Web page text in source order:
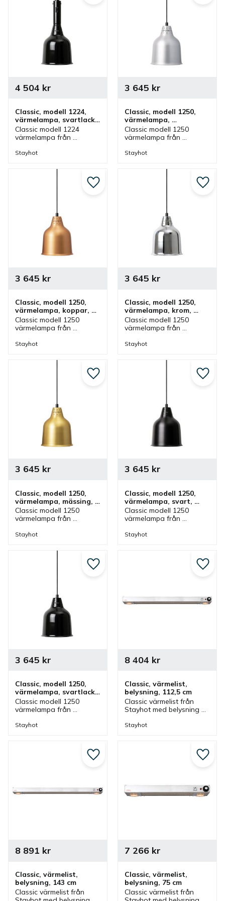
Classic, modell 1224,
värmelampa, svartlack,
hiss
Classic modell 1224
värmelampa från
hissfunktion.
justerbar höjd och som
även finns i olika färger.
4 504 kr
Stayhot
Classic, modell 1250,
värmelampa,
aluminium,
fastmontering
Classic modell 1250
värmelampa från
fastmontering.
kabel och höjd som finns
3 645 kr
Stayhot
Classic, modell 1250,
värmelampa, koppar,
fastmontering
Classic modell 1250
värmelampa från
fastmontering.
kabel och höjd som finns
3 645 kr
Stayhot
Lägg till i favoriter
Classic, modell 1250,
värmelampa, krom,
fastmontering
Classic modell 1250
värmelampa från
fastmontering.
kabel och höjd som finns
3 645 kr
Stayhot
Lägg
Classic, modell 1250,
värmelampa, mässing,
fastmontering
Classic modell 1250
värmelampa från
fastmontering.
kabel och höjd som finns
3 645 kr
Stayhot
Lägg till i favoriter
Classic, modell 1250,
värmelampa, svart,
fastmontering
Classic modell 1250
värmelampa från
fastmontering.
3 645 kr
Stayhot
Lägg
Classic, modell 1250,
värmelampa, svartlack,
fastmontering
Classic modell 1250
värmelampa från
fastmontering.
3 645 kr
Stayhot
Lägg till i favoriter
Classic, värmelist,
belysning, 112,5 cm
Classic värmelist från
Stayhot med belysning
Värmelist med steglös
8 404 kr
Stayhot
Lägg
Classic, värmelist,
belysning, 143 cm
Classic värmelist från
8 891 kr
Lägg till i favoriter
Classic, värmelist,
belysning, 75 cm
Classic värmelist från
7 266kr
Lägg